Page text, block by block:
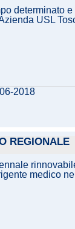
determinato
USL
2018
REGIONALE
medico